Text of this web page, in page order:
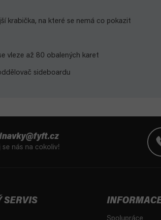
krabička, na které se nemá co pokazit
vleze až 80 obalených karet
sideboardu
nás na cokoliv!
SERVIS